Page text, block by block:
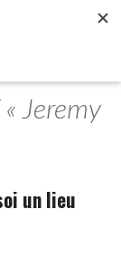
Jeremy
un lieu